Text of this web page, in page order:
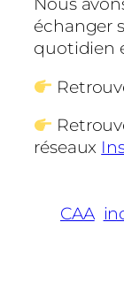
Nous
échanger
quotidien
réseaux
CAA